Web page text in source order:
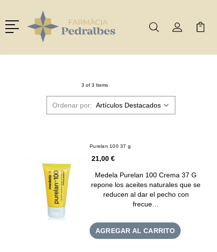
Menú
BuscarMi Cuenta
Mi
3 of 3 Items
Ordenar por:
Purelan 100 37 g
21,00 €
Medela Purelan 100 Crema 37 G
repone los aceites naturales que se
reducen al dar el pecho con
frecue…
AGREGAR AL CARRITO